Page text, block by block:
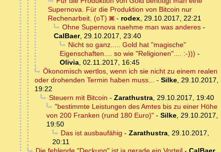
Supernova. Für die Produktion von Bitcoin nur
Rechenarbeit. (oT)
- rodex, 29.10.2017, 22:21
Ohne Supernova naehme man was anderes-
CalBaer, 29.10.2017, 23:40
Nicht so ganz..... Gold hat "magische"
Eigenschaften.... so wie "Religionen".... :-))) -
Olivia, 02.11.2017, 16:45
Ökonomisch wertlos, wenn ich sie nicht zu einem realen
oder drohenden Termin haben muss... - Silke, 29.10.2017,
19:22
Steuern mit Bitcoin - Zarathustra, 29.10.2017, 19:40
"bestimmte Leistungen des Amtes bis zu einer Höhe
von 200 Franken (rund 180 Euro)" - Silke, 29.10.2017,
19:50
Das ist ausbaufähig - Zarathustra, 29.10.2017,
20:11